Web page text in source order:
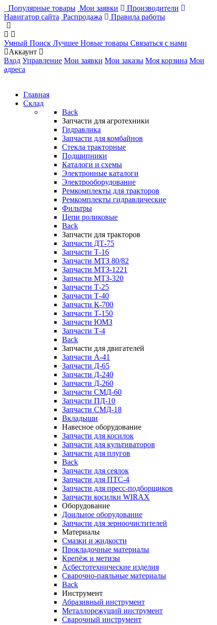
Популярные товары Мои заявки
Производители
Навигатор сайта Распродажа Правила работы
Умный Поиск Лучшее Новые товары Связаться с нами
Аккаунт
Вход Управление Мои заявки Мои заказы Моя корзина Мои
адреса
Главная
Склад
Back
Запчасти для агротехники
Гидравлика
Запчасти для комбайнов
Стекла тракторные
Подшипники
Каталоги и схемы
Электронные каталоги
Электрооборудование
Ремкомплекты для тракторов
Ремкомплекты гидравлические
Фильтры
Цепи роликовые
Back
Запчасти для тракторов
Запчасти ДТ-75
Запчасти Т-16
Запчасти МТЗ 80/82
Запчасти МТЗ-1221
Запчасти МТЗ-320
Запчасти Т-25
Запчасти Т-40
Запчасти К-700
Запчасти Т-150
Запчасти ЮМЗ
Запчасти Т-4
Back
Запчасти для двигателей
Запчасти А-41
Запчасти Д-65
Запчасти Д-240
Запчасти Д-260
Запчасти СМД-60
Запчасти ПД-10
Запчасти СМД-18
Вкладыши
Навесное оборудование
Запчасти для косилок
Запчасти для культиваторов
Запчасти для плугов
Back
Запчасти для сеялок
Запчасти для ПТС-4
Запчасти для пресс-подборщиков
Запчасти косилки WIRAX
Оборудование
Доильное оборудование
Запчасти для зерноочистителей
Материалы
Смазки и жидкости
Прокладочные материалы
Крепёж и метизы
Асбестотехнические изделия
Сварочно-паяльные материалы
Back
Инструмент
Абразивный инструмент
Металлорежущий инструмент
Сварочный инструмент